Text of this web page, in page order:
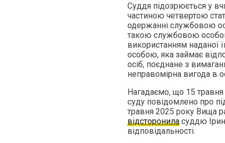
Суддя підозрюється у
частиною четвертою
одержанні службовою
такою службовою особою
використанням наданої
особою, яка займає
осіб, поєднане з
неправомірна вигода в
Нагадаємо, що 15 травня
суду повідомлено про
травня 2025 року Вища
відсторонила суддю
відповідальності.